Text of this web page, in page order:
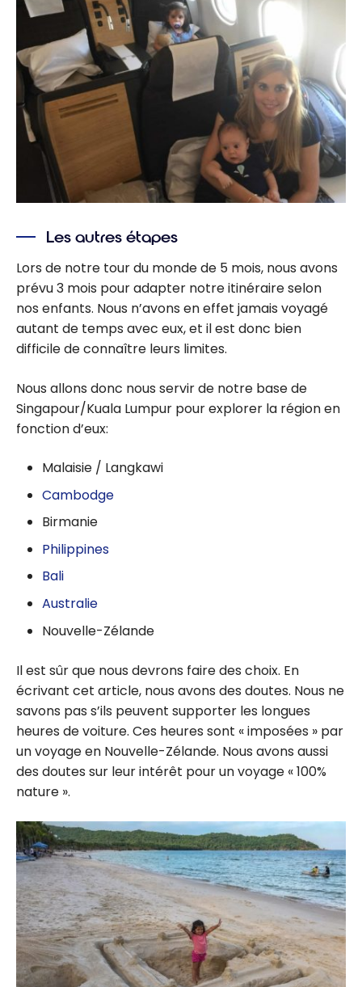
Les autres étapes
Lors de notre tour du monde de 5 mois, nous avons
prévu 3 mois pour adapter notre itinéraire selon
nos enfants. Nous n’avons en effet jamais voyagé
autant de temps avec eux, et il est donc bien
difficile de connaître leurs limites.
Nous allons donc nous servir de notre base de
Singapour/Kuala Lumpur pour explorer la région en
fonction d’eux:
Malaisie / Langkawi
Cambodge
Birmanie
Philippines
Bali
Australie
Nouvelle-Zélande
Il est sûr que nous devrons faire des choix. En
écrivant cet article, nous avons des doutes. Nous ne
savons pas s’ils peuvent supporter les longues
heures de voiture. Ces heures sont « imposées » par
un voyage en Nouvelle-Zélande. Nous avons aussi
des doutes sur leur intérêt pour un voyage « 100%
nature ».